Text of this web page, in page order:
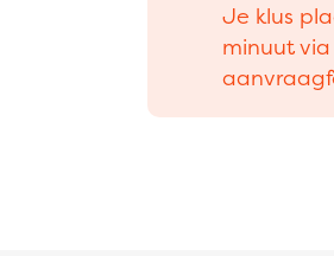
Je klus
minuut via